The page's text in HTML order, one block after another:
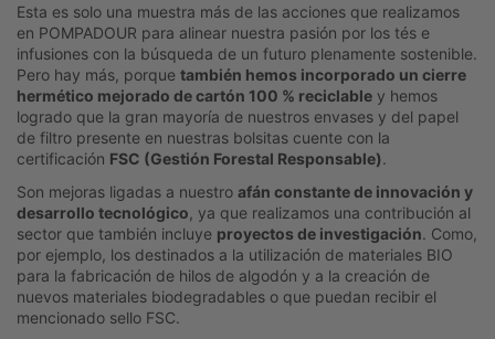
Esta es solo una muestra más de las acciones que realizamos
en POMPADOUR para alinear nuestra pasión por los tés e
infusiones con la búsqueda de un futuro plenamente sostenible.
Pero hay más, porque también hemos incorporado un cierre
hermético mejorado de cartón 100 % reciclable y hemos
logrado que la gran mayoría de nuestros envases y del papel
de filtro presente en nuestras bolsitas cuente con la
certificación FSC (Gestión Forestal Responsable).
Son mejoras ligadas a nuestro afán constante de innovación y
desarrollo tecnológico , ya que realizamos una contribución al
sector que también incluye proyectos de investigación. Como,
por ejemplo, los destinados a la utilización de materiales BIO
para la fabricación de hilos de algodón y a la creación de
nuevos materiales biodegradables o que puedan recibir el
mencionado sello FSC.